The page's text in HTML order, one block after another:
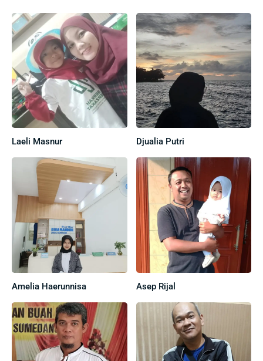
Laeli Masnur Djualia Putri
Amelia Haerunnisa Asep Rijal